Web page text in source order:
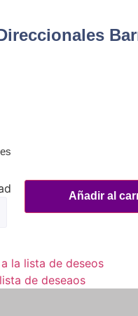
Base
DireccionalesAñadir al
la lista de deseos
de deseaos